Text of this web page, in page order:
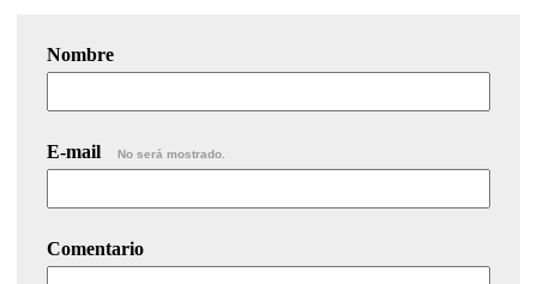
Nombre
E-mail No será mostrado.
Comentario